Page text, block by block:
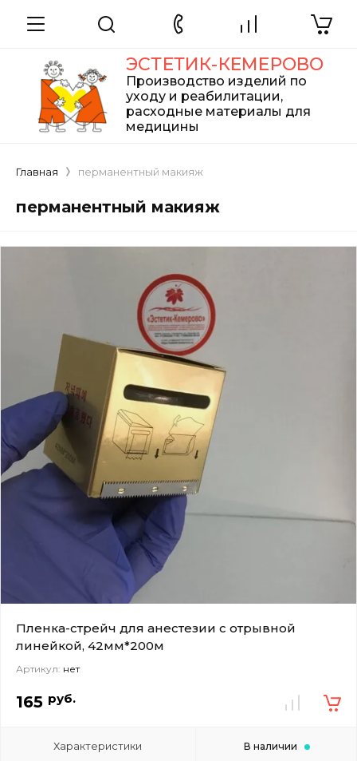
ЭСТЕТИК-КЕМЕРОВО
Производство изделий по
уходу и реабилитации,
расходные материалы для
медицины
Главная перманентный макияж
перманентный макияж
Пленка-стрейч для анестезии с отрывной
линейкой, 42мм*200м
Артикул: нет
165 руб.
Характеристики В наличии